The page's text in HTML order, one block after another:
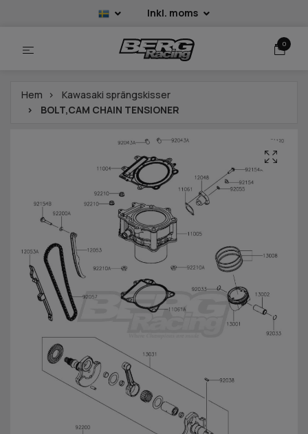
Inkl. moms
0
Hem
Kawasaki sprängskisser
BOLT,CAM CHAIN TENSIONER